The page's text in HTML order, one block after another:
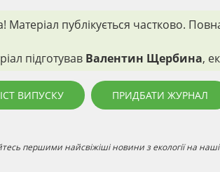
Матеріал публікується частково.
підготував Валентин Щербина,
ВИПУСКУ ПРИДБАТИ ЖУРНАЛ
першими найсвіжіші новини з екології на